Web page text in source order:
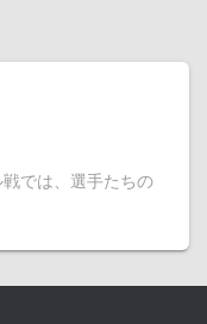
では、選手たちの